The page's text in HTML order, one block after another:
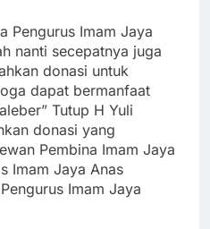
Pengurus Imam Jaya
nanti secepatnya juga
donasi untuk
dapat bermanfaat
Tutup H Yuli
donasi yang
Pembina Imam Jaya
Imam Jaya Anas
Imam Jaya